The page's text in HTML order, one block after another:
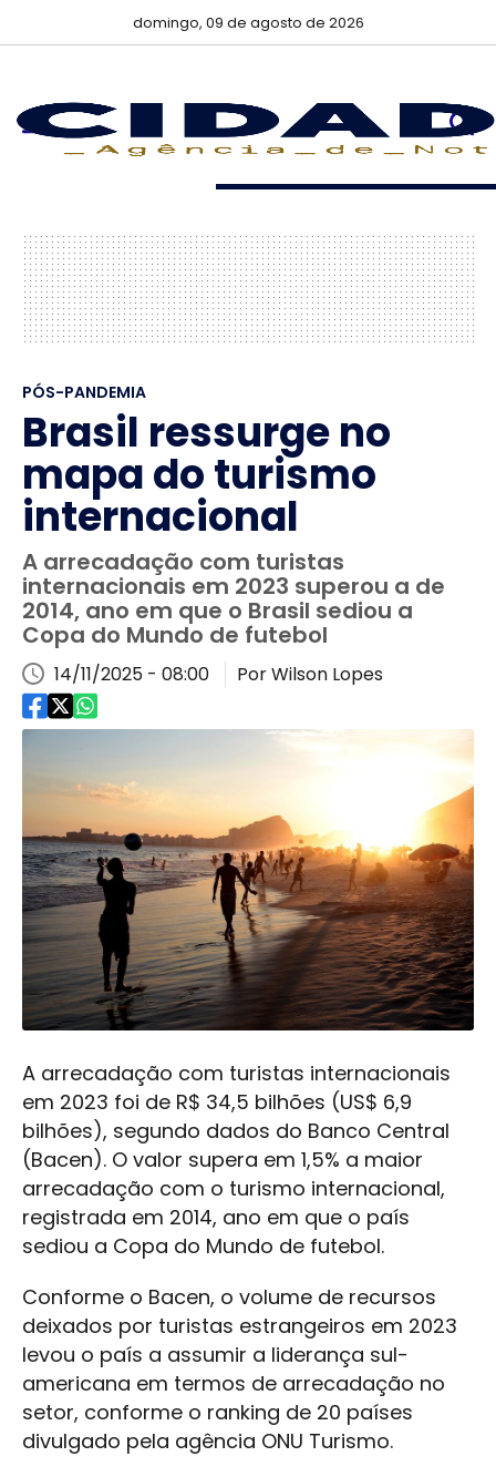
domingo, 09 de agosto de 2026
PÓS-PANDEMIA
Brasil ressurge no
mapa do turismo
internacional
A arrecadação com turistas
internacionais em 2023 superou a de
2014, ano em que o Brasil sediou a
Copa do Mundo de futebol
14/11/2025 - 08:00 Por Wilson Lopes
A arrecadação com turistas internacionais
em 2023 foi de R$ 34,5 bilhões (US$ 6,9
bilhões), segundo dados do Banco Central
(Bacen). O valor supera em 1,5% a maior
arrecadação com o turismo internacional,
registrada em 2014, ano em que o país
sediou a Copa do Mundo de futebol.
Conforme o Bacen, o volume de recursos
deixados por turistas estrangeiros em 2023
levou o país a assumir a liderança sul-
americana em termos de arrecadação no
setor, conforme o ranking de 20 países
divulgado pela agência ONU Turismo.